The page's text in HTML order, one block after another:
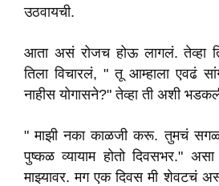
उठवायची.
आता असं रोजच होऊ लागलं. तेव्हा
तिला विचारलं, " तू आम्हाला एवढं
नाहीस योगासने?" तेव्हा ती अशी
" माझी नका काळजी करू. तुमचं
पुष्कळ व्यायाम होतो दिवसभर." असा
माझ्यावर. मग एक दिवस मी शेवटचं